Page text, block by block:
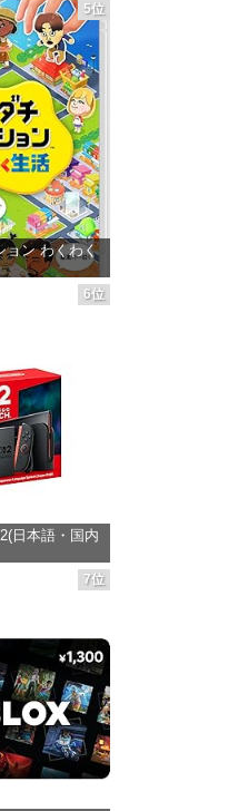
価格：¥4,400
5位
ョン わくわく
価格：¥6,144
6位
日本語・国内
価格：¥55,871
7位